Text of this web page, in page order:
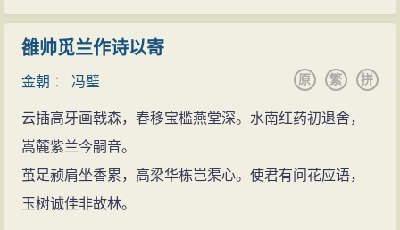
雒帅觅兰作诗以寄
金朝 ： 冯璧 拼
繁
原
云插高牙画戟森，春移宝槛燕堂深。水南红药初退舍，
嵩麓紫兰今嗣音。
茧足赪肩坐香累，高梁华栋岂渠心。使君有问花应语，
玉树诚佳非故林。